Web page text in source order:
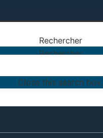
Rechercher
Rechercher
Close this search box.